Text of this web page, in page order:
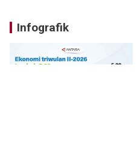
Infografik